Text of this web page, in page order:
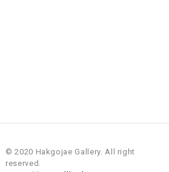
© 2020 Hakgojae Gallery. All right
reserved.